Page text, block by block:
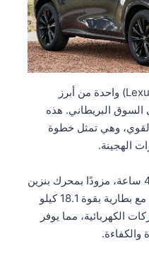
أصبحت “لكزس إن اكس” (Lexus NX) واحدة من أبرز
البريطاني. هذه
القوي، وهي تمثل خطوة
الهجينة.
يأتي الموديل بمدى يصل إلى 450 ساعة، مزودًا بمحرك بنزين
سعة 2.5 لتر يعمل بشكل تكاملي مع بطارية بقوة 18.1 كيلو
الكهربائية، مما يوفر
والكفاءة.